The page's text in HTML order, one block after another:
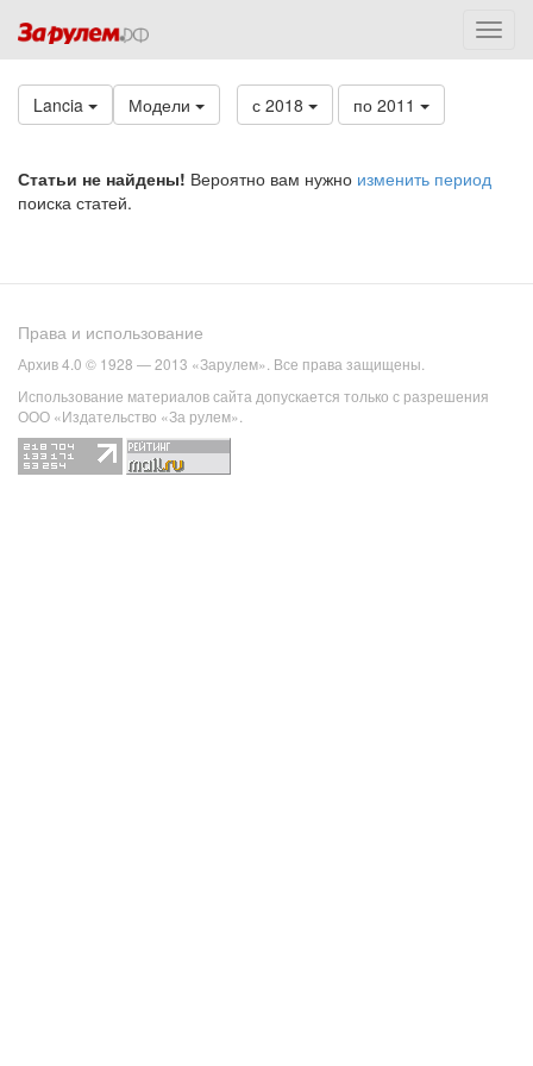
Lancia Модели с 2018 по 2011
Статьи не найдены! Вероятно вам нужно изменить период
поиска статей.
Права и использование
Архив 4.0 © 1928 — 2013 «Зарулем». Все права защищены.
Использование материалов сайта допускается только с разрешения
ООО «Издательство «За рулем».